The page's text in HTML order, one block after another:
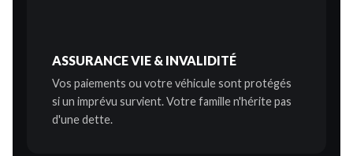
ASSURANCE VIE & INVALIDITÉ
Vos paiements ou votre véhicule sont protégés
si un imprévu survient. Votre famille n'hérite pas
d'une dette.